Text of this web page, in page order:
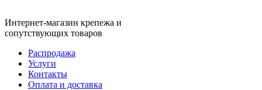
Интернет-магазин крепежа и
сопутствующих товаров
Распродажа
Услуги
Контакты
Оплата и доставка